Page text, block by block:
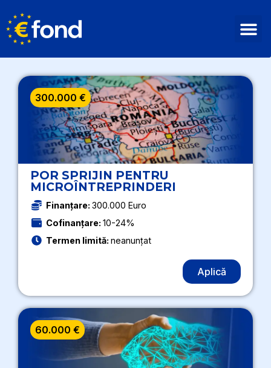
300.000 €
POR SPRIJIN PENTRU
MICROÎNTREPRINDERI
Finanțare:300.000 Euro
Cofinanțare:10-24%
Termen limită:neanunțat
Aplică
60.000 €